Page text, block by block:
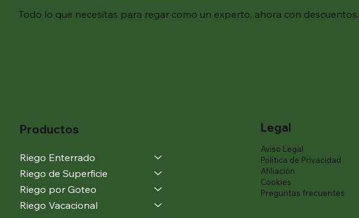
Todo lo que necesitas para regar como un experto, ahora con descuentos.
Productos
Riego Enterrado
Riego de Superficie
Riego por Goteo
Riego Vacacional
Legal
Aviso Legal
Politica de Privacidad
Afiliación
Cookies
Preguntas frecuentes